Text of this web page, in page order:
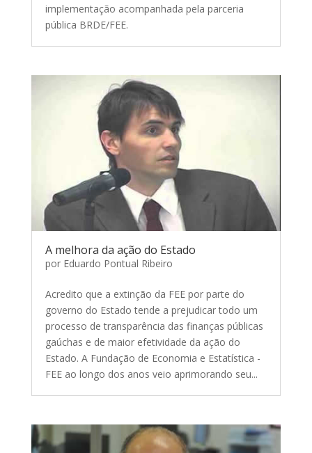
implementação acompanhada pela parceria
pública BRDE/FEE.
A melhora da ação do Estado
por Eduardo Pontual Ribeiro
Acredito que a extinção da FEE por parte do
governo do Estado tende a prejudicar todo um
processo de transparência das finanças públicas
gaúchas e de maior efetividade da ação do
Estado. A Fundação de Economia e Estatística -
FEE ao longo dos anos veio aprimorando seu...